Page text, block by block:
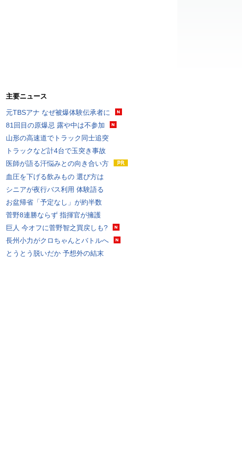
主要ニュース
元TBSアナ なぜ被爆体験伝承者に
81回目の原爆忌 露や中は不参加
山形の高速道でトラック同士追突
トラックなど計4台で玉突き事故
医師が語る汗悩みとの向き合い方
血圧を下げる飲みもの 選び方は
シニアが夜行バス利用 体験語る
お盆帰省「予定なし」が約半数
菅野8連勝ならず 指揮官が擁護
巨人 今オフに菅野智之買戻しも?
長州小力がクロちゃんとバトルへ
とうとう脱いだか 予想外の結末